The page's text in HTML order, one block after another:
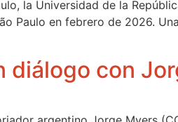
la Universidad de la
Paulo en febrero de 2026.
con